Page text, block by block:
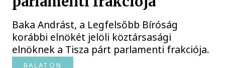
Baka Andrást, a Legfelsőbb Bíróság
korábbi elnökét jelöli köztársasági
elnöknek a Tisza párt parlamenti frakciója.
BALATON